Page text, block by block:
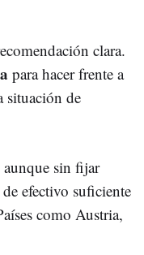
clara.
para hacer frente a
situación de
aunque sin fijar
efectivo suficiente
como Austria,